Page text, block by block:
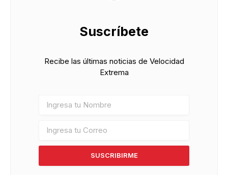
Suscríbete
Recibe las últimas noticias de Velocidad
Extrema
SUSCRIBIRME